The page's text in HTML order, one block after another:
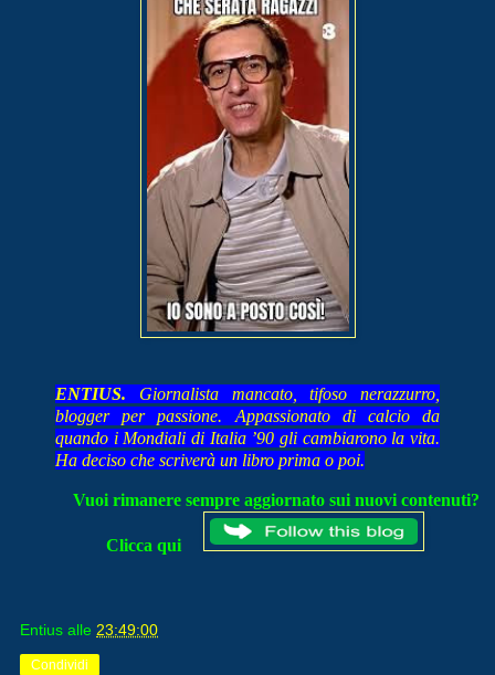
ENTIUS. Giornalista mancato, tifoso nerazzurro,
blogger per passione. Appassionato di calcio da
quando i Mondiali di Italia ’90 gli cambiarono la vita.
Ha deciso che scriverà un libro prima o poi.
Vuoi rimanere sempre aggiornato sui nuovi contenuti?
Clicca qui
Entius alle 23:49:00
Condividi